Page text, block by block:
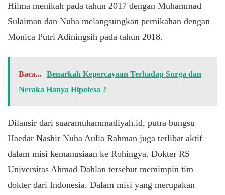
Hilma menikah pada tahun 2017 dengan Muhammad
Sulaiman dan Nuha melangsungkan pernikahan dengan
Monica Putri Adiningsih pada tahun 2018.
Baca... Benarkah Kepercayaan Terhadap Surga dan
Neraka Hanya Hipotesa ?
Dilansir dari suaramuhammadiyah.id, putra bungsu
Haedar Nashir Nuha Aulia Rahman juga terlibat aktif
dalam misi kemanusiaan ke Rohingya. Dokter RS
Universitas Ahmad Dahlan tersebut memimpin tim
dokter dari Indonesia. Dalam misi yang merupakan